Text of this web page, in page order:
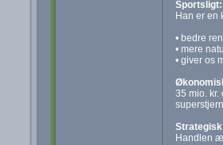
Sportsligt:
Han er en
• bedre
• mere
• giver os
35 mio.
Handlen